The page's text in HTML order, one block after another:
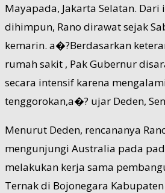
Mayapada, Jakarta Selatan.
dihimpun, Rano dirawat sejak
kemarin. a�?Berdasarkan
rumah sakit , Pak Gubernur
secara intensif karena
tenggorokan,a�? ujar Deden,
Menurut Deden, rencananya
mengunjungi Australia pada
melakukan kerja sama
Ternak di Bojonegara